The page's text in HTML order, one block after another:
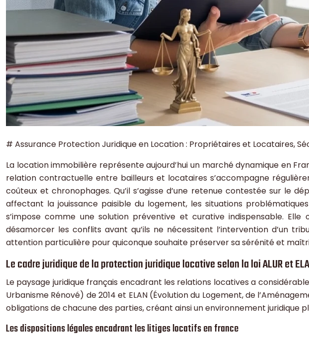
# Assurance Protection Juridique en Location : Propriétaires et Locataires,
La location immobilière représente aujourd’hui un marché dynamique en
relation contractuelle entre bailleurs et locataires s’accompagne
coûteux et chronophages. Qu’il s’agisse d’une retenue contestée sur le
affectant la jouissance paisible du logement, les situations
s’impose comme une solution préventive et curative indispensable.
désamorcer les conflits avant qu’ils ne nécessitent l’intervention d’un
attention particulière pour quiconque souhaite préserver sa sérénité et
Le cadre juridique de la protection juridique locative selon la loi ALUR et
Le paysage juridique français encadrant les relations locatives a
Urbanisme Rénové) de 2014 et ELAN (Évolution du Logement, de
obligations de chacune des parties, créant ainsi un environnement
Les dispositions légales encadrant les litiges locatifs en france